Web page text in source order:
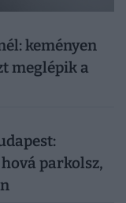
keményen
meglépik a
parkolsz,